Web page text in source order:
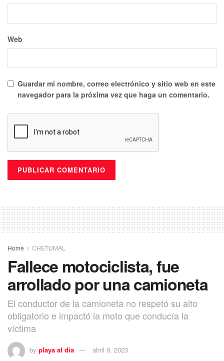
Web
Guardar mi nombre, correo electrónico y sitio web en este
navegador para la próxima vez que haga un comentario.
Home CHETUMAL
Fallece motociclista, fue
arrollado por una camioneta
El conductor de la camioneta no respetó su alto
obligatorio e impactó la moto que conducía la
víctima
by playa al dia abril 9, 2023